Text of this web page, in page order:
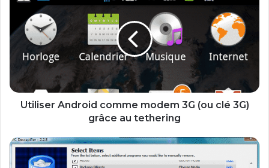
A
o
Utiliser Android comme modem 3G (ou clé 3G)
grâce au tethering
P